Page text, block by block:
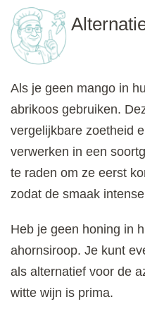
Als je geen mango in
abrikoos gebruiken.
vergelijkbare zoetheid
verwerken in een
te raden om ze eerst
zodat de smaak
Heb je geen honing in
ahornsiroop. Je kunt
als alternatief voor de
witte wijn is prima.